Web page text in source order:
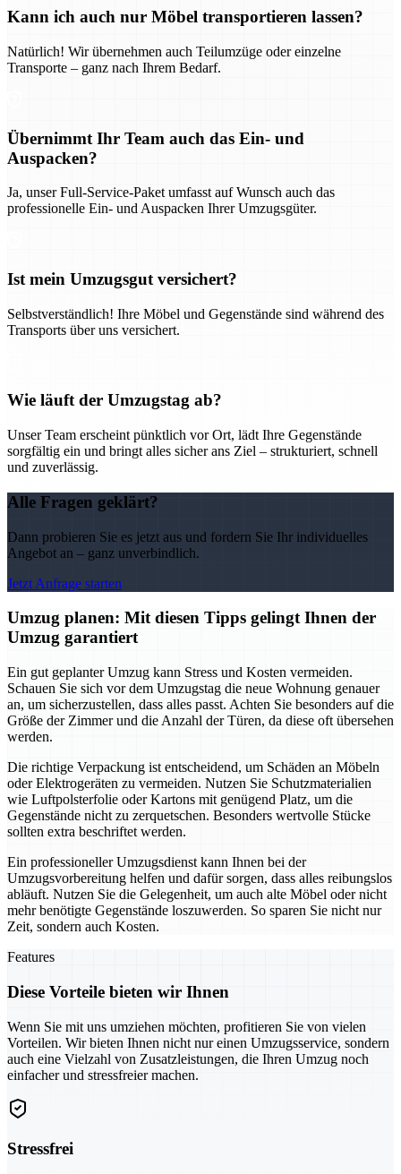
Kann ich auch nur Möbel transportieren lassen?
Natürlich! Wir übernehmen auch Teilumzüge oder einzelne
Transporte – ganz nach Ihrem Bedarf.
Übernimmt Ihr Team auch das Ein- und
Auspacken?
Ja, unser Full-Service-Paket umfasst auf Wunsch auch das
professionelle Ein- und Auspacken Ihrer Umzugsgüter.
Ist mein Umzugsgut versichert?
Selbstverständlich! Ihre Möbel und Gegenstände sind während des
Transports über uns versichert.
Wie läuft der Umzugstag ab?
Unser Team erscheint pünktlich vor Ort, lädt Ihre Gegenstände
sorgfältig ein und bringt alles sicher ans Ziel – strukturiert, schnell
und zuverlässig.
Alle Fragen geklärt?
Dann probieren Sie es jetzt aus und fordern Sie Ihr individuelles
Angebot an – ganz unverbindlich.
Jetzt Anfrage starten
Umzug planen: Mit diesen Tipps gelingt Ihnen der
Umzug garantiert
Ein gut geplanter Umzug kann Stress und Kosten vermeiden.
Schauen Sie sich vor dem Umzugstag die neue Wohnung genauer
an, um sicherzustellen, dass alles passt. Achten Sie besonders auf die
Größe der Zimmer und die Anzahl der Türen, da diese oft übersehen
werden.
Die richtige Verpackung ist entscheidend, um Schäden an Möbeln
oder Elektrogeräten zu vermeiden. Nutzen Sie Schutzmaterialien
wie Luftpolsterfolie oder Kartons mit genügend Platz, um die
Gegenstände nicht zu zerquetschen. Besonders wertvolle Stücke
sollten extra beschriftet werden.
Ein professioneller Umzugsdienst kann Ihnen bei der
Umzugsvorbereitung helfen und dafür sorgen, dass alles reibungslos
abläuft. Nutzen Sie die Gelegenheit, um auch alte Möbel oder nicht
mehr benötigte Gegenstände loszuwerden. So sparen Sie nicht nur
Zeit, sondern auch Kosten.
Features
Diese Vorteile bieten wir Ihnen
Wenn Sie mit uns umziehen möchten, profitieren Sie von vielen
Vorteilen. Wir bieten Ihnen nicht nur einen Umzugsservice, sondern
auch eine Vielzahl von Zusatzleistungen, die Ihren Umzug noch
einfacher und stressfreier machen.
Stressfrei